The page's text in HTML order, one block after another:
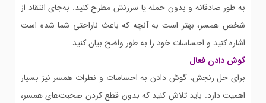
به طور صادقانه و بدون حمله یا سرزنش مطرح کنید. به‌جای انتقاد از
شخص همسر، بهتر است به آنچه که باعث ناراحتی شما شده است
اشاره کنید و احساسات خود را به طور واضح بیان کنید.
گوش دادن فعال
برای حل رنجش، گوش دادن به احساسات و نظرات همسر نیز بسیار
اهمیت دارد. باید تلاش کنید که بدون قطع کردن صحبت‌های همسر،